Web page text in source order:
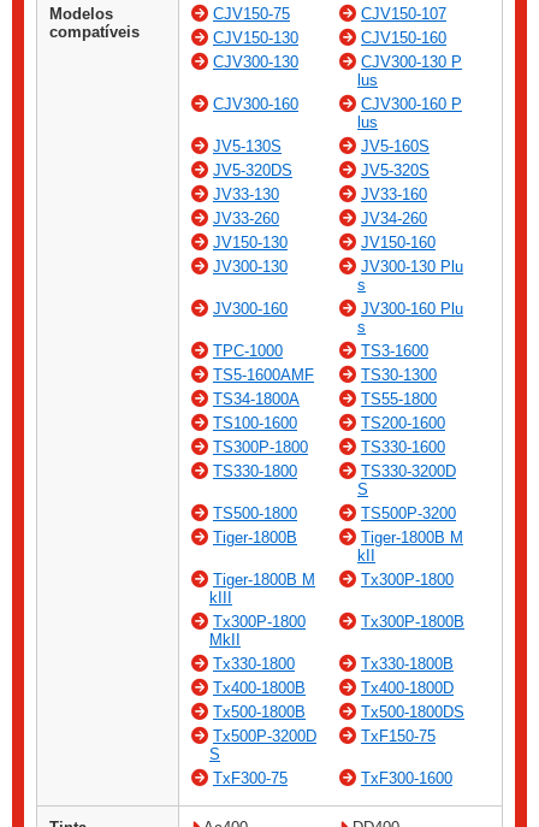
Modelos
compatíveis
CJV150-75
CJV150-107
CJV150-130
CJV150-160
CJV300-130
CJV300-130 P
lus
CJV300-160
CJV300-160 P
lus
JV5-130S
JV5-160S
JV5-320DS
JV5-320S
JV33-130
JV33-160
JV33-260
JV34-260
JV150-130
JV150-160
JV300-130
JV300-130 Plu
s
JV300-160
JV300-160 Plu
s
TPC-1000
TS3-1600
TS5-1600AMF
TS30-1300
TS34-1800A
TS55-1800
TS100-1600
TS200-1600
TS300P-1800
TS330-1600
TS330-1800
TS330-3200D
S
TS500-1800
TS500P-3200
Tiger-1800B
Tiger-1800B M
kII
Tiger-1800B M
kIII
Tx300P-1800
Tx300P-1800
MkII
Tx300P-1800B
Tx330-1800
Tx330-1800B
Tx400-1800B
Tx400-1800D
Tx500-1800B
Tx500-1800DS
Tx500P-3200D
S
TxF150-75
TxF300-75 TxF300-1600